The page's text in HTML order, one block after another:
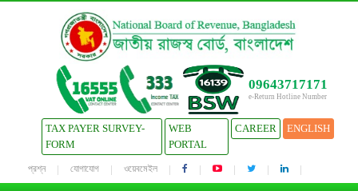
09643717171
e-Return Hotline Number
TAX PAYER SURVEY-
FORM
WEB
PORTAL
CAREER ENGLISH
প্রশ্ন যোগাযোগ ওয়েবমেইল